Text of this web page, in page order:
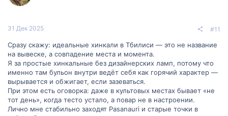
31 Дек 2025 #11
Сразу скажу: идеальные хинкали в Тбилиси — это не название
на вывеске, а совпадение места и момента.
Я за простые хинкальные без дизайнерских ламп, потому что
именно там бульон внутри ведёт себя как горячий характер —
вырывается и обжигает, если зазеваться.
При этом есть оговорка: даже в культовых местах бывает «не
тот день», когда тесто устало, а повар не в настроении.
Лично мне стабильно заходят Pasanauri и старые точки в